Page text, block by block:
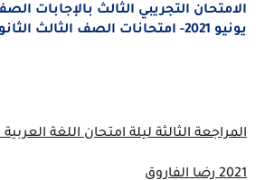
الامتحان التجريبي الثالث بالإجابات
يونيو 2021- امتحانات الصف الثالث الثانوي 2021 التجريبية
المراجعة الثالثة ليلة امتحان اللغة
2021 رضا الفاروق